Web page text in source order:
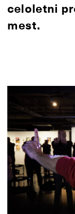
celoletni
mest.